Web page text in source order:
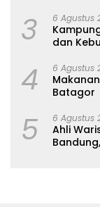
3 6 Agustus
dan
4 6 Agustus
Batagor
5 6 Agustus
Ahli